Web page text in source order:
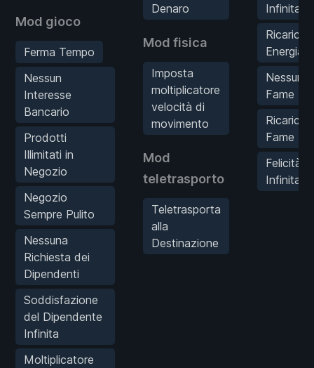
Mod gioco
Ferma Tempo
Nessun
Interesse
Bancario
Prodotti
Illimitati in
Negozio
Negozio
Sempre Pulito
Nessuna
Richiesta dei
Dipendenti
Soddisfazione
del Dipendente
Infinita
Moltiplicatore
Denaro
Mod fisica
Imposta
moltiplicatore
velocità di
movimento
Mod
teletrasporto
Teletrasporta
alla
Destinazione
Infinita
Ricarica
Energia
Nessuna
Fame
Ricarica
Fame
Felicità
Infinita